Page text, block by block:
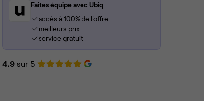
Faites équipe avec Ubiq
accès à 100% de l'offre
meilleurs prix
service gratuit
4,9 sur 5